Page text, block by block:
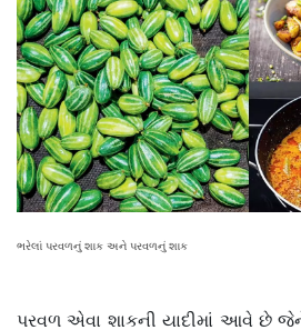
ભરેલાં પરવળનું શાક અને પરવળનું શાક
પરવળ એવા શાકની યાદીમાં આવે છે